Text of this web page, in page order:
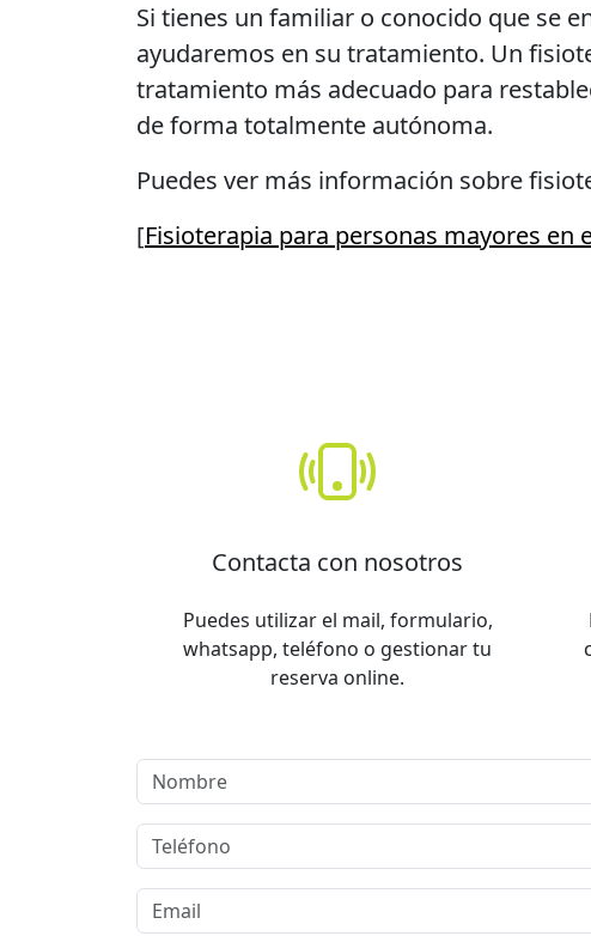
Si tienes un familiar o conocido que se
ayudaremos en su tratamiento. Un
tratamiento más adecuado para
de forma totalmente autónoma.
Puedes ver más información sobre
[Fisioterapia para personas mayores en
Contacta con nosotros
Puedes utilizar el mail, formulario,
whatsapp, teléfono o gestionar tu
reserva online.